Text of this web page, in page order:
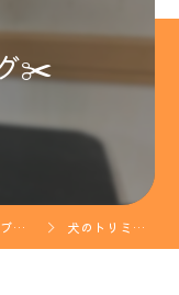
✂️
ブログ 犬のトリミング✂️